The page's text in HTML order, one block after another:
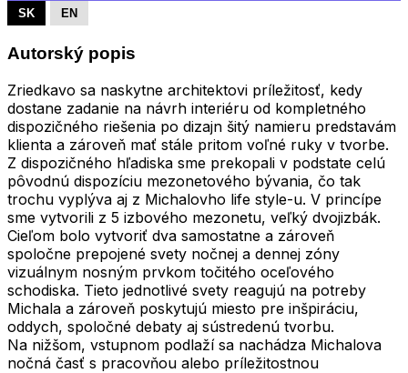
SK EN
Autorský popis
Zriedkavo sa naskytne architektovi príležitosť, kedy
dostane zadanie na návrh interiéru od kompletného
dispozičného riešenia po dizajn šitý namieru predstavám
klienta a zároveň mať stále pritom voľné ruky v tvorbe.
Z dispozičného hľadiska sme prekopali v podstate celú
pôvodnú dispozíciu mezonetového bývania, čo tak
trochu vyplýva aj z Michalovho life style-u. V princípe
sme vytvorili z 5 izbového mezonetu, veľký dvojizbák.
Cieľom bolo vytvoriť dva samostatne a zároveň
spoločne prepojené svety nočnej a dennej zóny
vizuálnym nosným prvkom točitého oceľového
schodiska. Tieto jednotlivé svety reagujú na potreby
Michala a zároveň poskytujú miesto pre inšpiráciu,
oddych, spoločné debaty aj sústredenú tvorbu.
Na nižšom, vstupnom podlaží sa nachádza Michalova
nočná časť s pracovňou alebo príležitostnou